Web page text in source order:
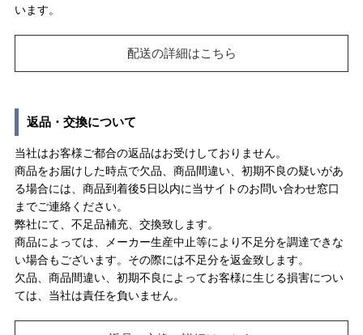
います。
配送の詳細はこちら
返品・交換について
当社はお客様ご都合の返品はお受けしておりません。
商品をお届けした時点で欠品、商品間違い、初期不良の疑いがあ
る場合には、商品到着後5日以内に当サイトのお問い合わせ窓口
までご連絡ください。
弊社にて、不足品補充、交換致します。
商品によっては、メーカー生産中止等により不足分を調達できな
い場合もございます。その際には不足分を返金致します。
欠品、商品間違い、初期不良によってお客様に生じる損害につい
ては、当社は責任を負いません。